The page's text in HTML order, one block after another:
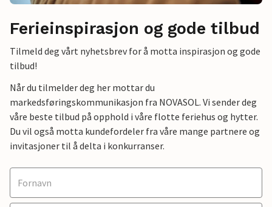
Ferieinspirasjon og gode tilbud
Tilmeld deg vårt nyhetsbrev for å motta inspirasjon og gode
tilbud!
Når du tilmelder deg her mottar du
markedsføringskommunikasjon fra NOVASOL. Vi sender deg
våre beste tilbud på opphold i våre flotte feriehus og hytter.
Du vil også motta kundefordeler fra våre mange partnere og
invitasjoner til å delta i konkurranser.